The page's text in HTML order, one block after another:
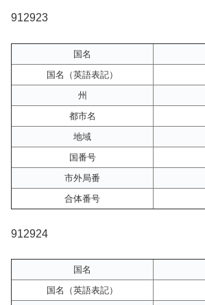
912923
国名
国名（英語表記）
州
都市名
地域
国番号
市外局番
合体番号
912924
国名
国名（英語表記）